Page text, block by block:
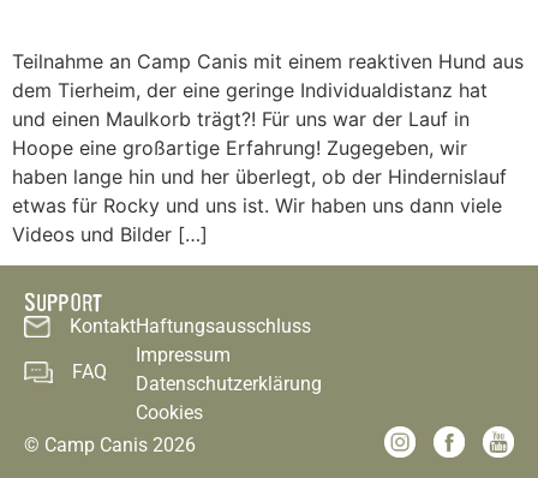
Teilnahme an Camp Canis mit einem reaktiven Hund aus
dem Tierheim, der eine geringe Individualdistanz hat
und einen Maulkorb trägt?! Für uns war der Lauf in
Hoope eine großartige Erfahrung! Zugegeben, wir
haben lange hin und her überlegt, ob der Hindernislauf
etwas für Rocky und uns ist. Wir haben uns dann viele
Videos und Bilder […]
SUPPORT
Kontakt
FAQ
Haftungsausschluss
Impressum
Datenschutzerklärung
Cookies
© Camp Canis 2026